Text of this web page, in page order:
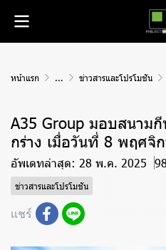
หน้าแรก ... ข่าวสารและโปรโมชัน
A35 Group มอบสนาม
กร่าง เมื่อวันที่ 8 พฤศจิ
อัพเดทล่าสุด: 28 พ.ค. 2025
ข่าวสารและโปรโมชัน
แชร์